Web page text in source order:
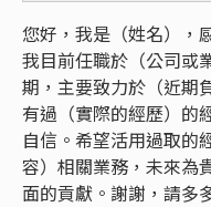
您好，我是（姓名），
我目前任職於（公司或
期，主要致力於（近期
有過（實際的經歷）的
自信。希望活用過取的
容）相關業務，未來為
面的貢獻。謝謝，請多